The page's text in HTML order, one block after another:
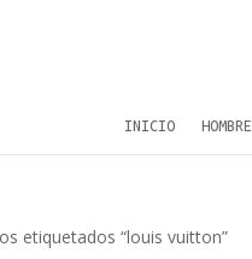
INICIO HOMBRE
etiquetados “louis vuitton”